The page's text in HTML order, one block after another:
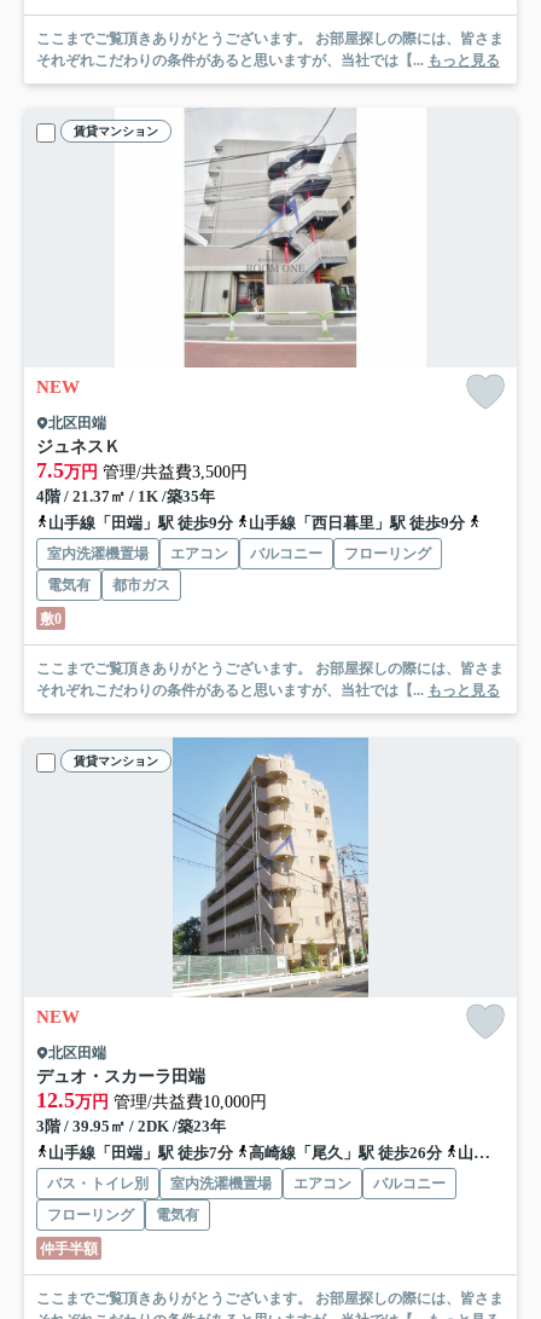
ここまでご覧頂きありがとうございます。 お部屋探しの際には、皆さま
それぞれこだわりの条件があると思いますが、当社では【... もっと見る
賃貸マンション
NEW
北区田端
ジュネスＫ
7.5万円 管理/共益費3,500円
4階 / 21.37㎡ / 1K /築35年
山手線「田端」駅 徒歩9分
山手線「西日暮里」駅 徒歩9分
室内洗濯機置場 エアコン バルコニー
フローリング
電気有
都市ガス
敷0
ここまでご覧頂きありがとうございます。 お部屋探しの際には、皆さま
それぞれこだわりの条件があると思いますが、当社では【... もっと見る
賃貸マンション
NEW
北区田端
デュオ・スカーラ田端
12.5万円 管理/共益費10,000円
3階 / 39.95㎡ / 2DK /築23年
山手線「田端」駅 徒歩7分
高崎線「尾久」駅 徒歩26分 山手線「駒込」駅 徒歩14分
バス・トイレ別 室内洗濯機置場 エアコン
バルコニー
フローリング
電気有
仲手半額
ここまでご覧頂きありがとうございます。 お部屋探しの際には、皆さま